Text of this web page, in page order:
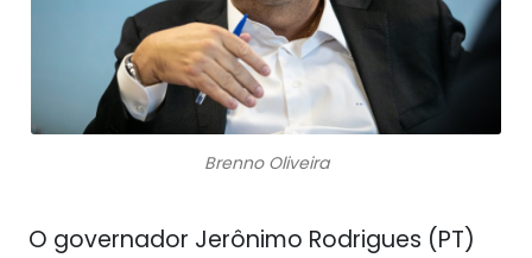
Brenno Oliveira
O governador Jerônimo Rodrigues (PT)